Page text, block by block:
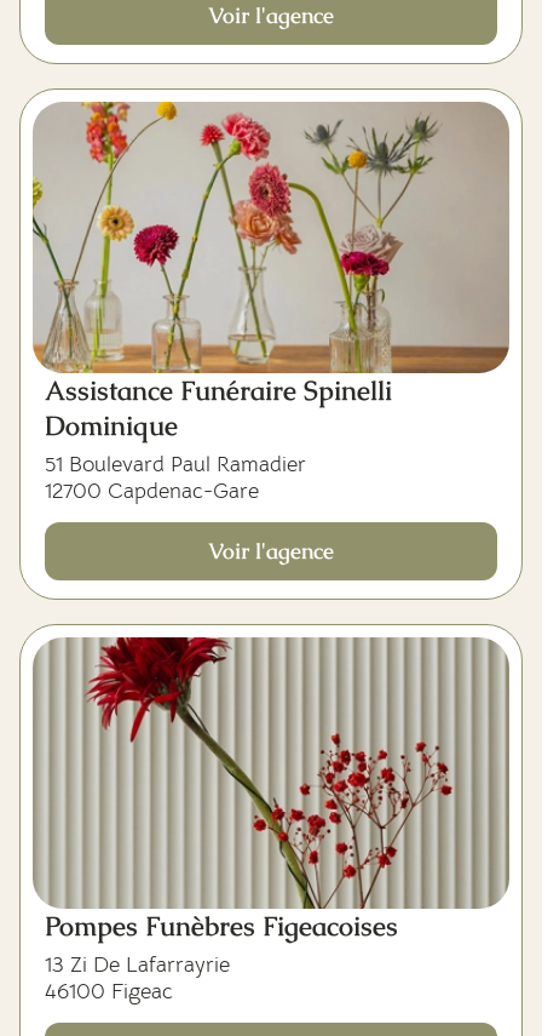
Voir l'agence
Assistance Funéraire Spinelli
Dominique
51 Boulevard Paul Ramadier
12700 Capdenac-Gare
Voir l'agence
Pompes Funèbres Figeacoises
13 Zi De Lafarrayrie
46100 Figeac